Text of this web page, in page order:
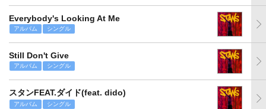
Everybody's Looking At Me
アルバム シングル
Still Don't Give
アルバム シングル
スタンFEAT.ダイド(feat. dido)
アルバム シングル